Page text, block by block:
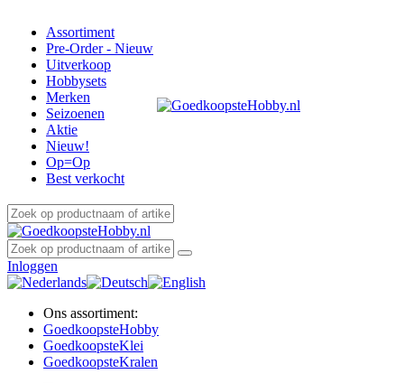
Assortiment
Pre-Order - Nieuw
Uitverkoop
Hobbysets
Merken
Seizoenen
Aktie
Nieuw!
Op=Op
Best verkocht
Inloggen
Ons assortiment:
GoedkoopsteHobby
GoedkoopsteKlei
GoedkoopsteKralen